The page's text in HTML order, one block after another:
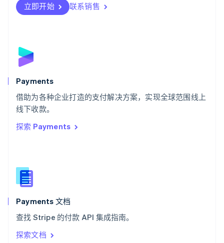
立即开始 联系销售
Payments
借助为各种企业打造的支付解决方案，实现全球范围线上
线下收款。
探索 Payments
Payments 文档
查找 Stripe 的付款 API 集成指南。
探索文档
瑞士
DeutschFrançais
English
斯洛文尼亚
泰国
ไทยEnglish
希腊
English
西班牙
新西兰
English
匈牙利
English
ItalianoEnglish
印度
English